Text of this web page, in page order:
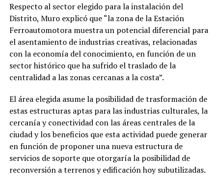
Respecto al sector elegido para la instalación del
Distrito, Muro explicó que “la zona de la Estación
Ferroautomotora muestra un potencial diferencial para
el asentamiento de industrias creativas, relacionadas
con la economía del conocimiento, en función de un
sector histórico que ha sufrido el traslado de la
centralidad a las zonas cercanas a la costa”.
El área elegida asume la posibilidad de trasformación de
estas estructuras aptas para las industrias culturales, la
cercanía y conectividad con las áreas centrales de la
ciudad y los beneficios que esta actividad puede generar
en función de proponer una nueva estructura de
servicios de soporte que otorgaría la posibilidad de
reconversión a terrenos y edificación hoy subutilizadas.